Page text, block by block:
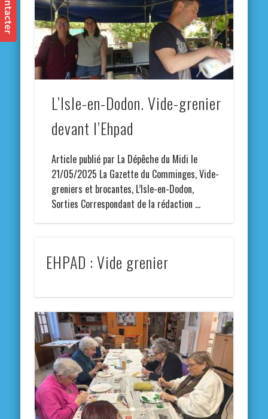
L’Isle-en-Dodon. Vide-grenier
devant l’Ehpad
Article publié par La Dépêche du Midi le
21/05/2025 La Gazette du Comminges, Vide-
greniers et brocantes, L’Isle-en-Dodon,
Sorties Correspondant de la rédaction …
EHPAD : Vide grenier